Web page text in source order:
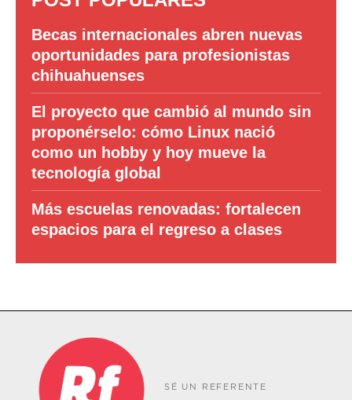
Becas internacionales abren nuevas
oportunidades para profesionistas
chihuahuenses
El proyecto que cambió al mundo sin
proponérselo: cómo Linux nació
como un hobby y hoy mueve la
tecnología global
Más escuelas renovadas: fortalecen
espacios para el regreso a clases
SÉ UN REFERENTE